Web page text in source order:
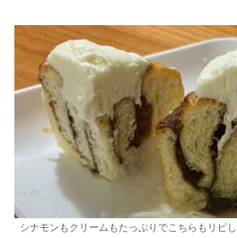
シナモンもクリームもたっぷりでこちらもリピ